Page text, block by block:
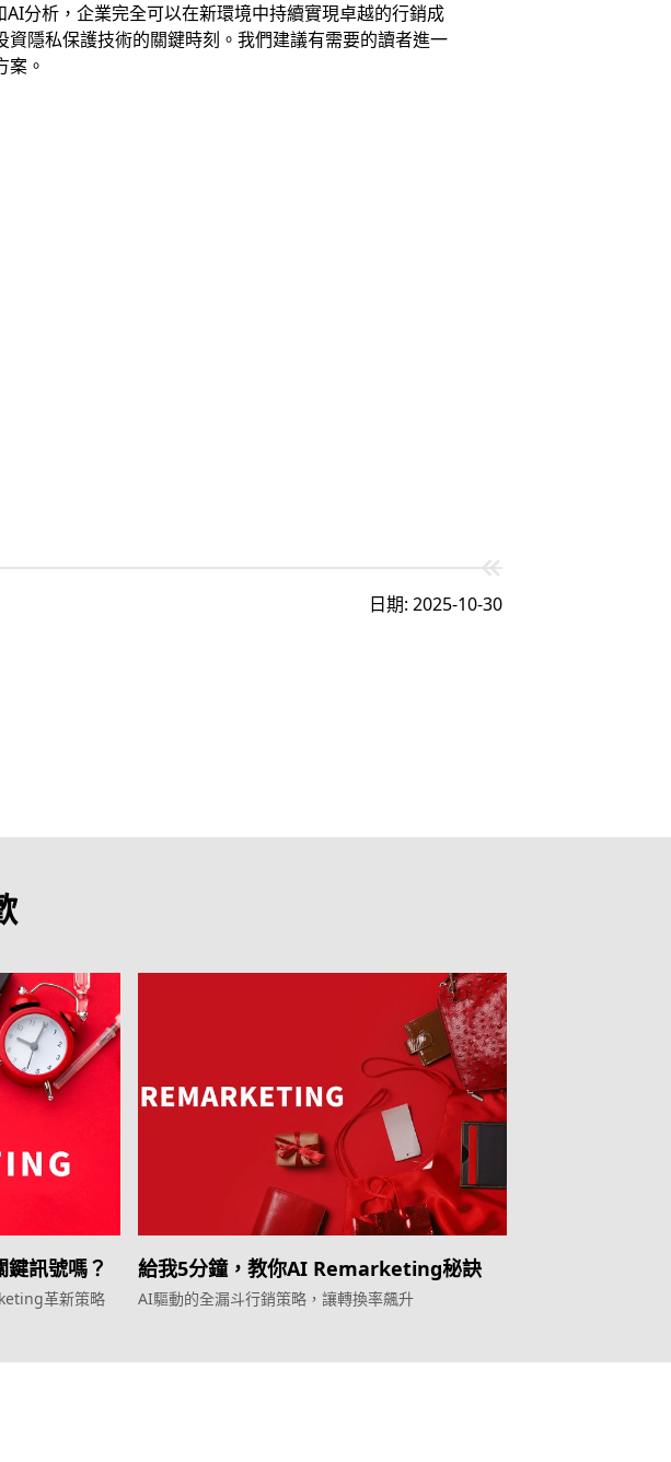
分析，企業完全可以在新環境中持續實現卓越的行銷成
隱私保護技術的關鍵時刻。我們建議有需要的讀者進一
案。
日期: 2025-10-30
訊號嗎？
革新策略
給我5分鐘，教你AI Remarketing秘訣
AI驅動的全漏斗行銷策略，讓轉換率飆升